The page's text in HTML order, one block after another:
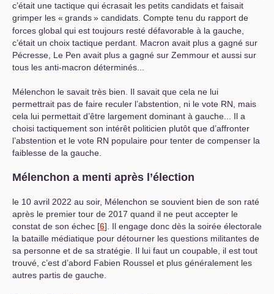
c’était une tactique qui écrasait les petits candidats et faisait
grimper les « grands» candidats. Compte tenu du rapport de
forces global qui est toujours resté défavorable à la gauche,
c’était un choix tactique perdant. Macron avait plus a gagné sur
Pécresse, Le Pen avait plus a gagné sur Zemmour et aussi sur
tous les anti-macron déterminés...
Mélenchon le savait très bien. Il savait que cela ne lui
permettrait pas de faire reculer l’abstention, ni le vote RN , mais
cela lui permettait d’être largement dominant à gauche... Il a
choisi tactiquement son intérêt politicien plutôt que d’affronter
l’abstention et le vote RN populaire pour tenter de compenser la
faiblesse de la gauche.
Mélenchon a menti après l’élection
le 10 avril 2022 au soir, Mélenchon se souvient bien de son raté
après le premier tour de 2017 quand il ne peut accepter le
constat de son échec [6] . Il engage donc dès la soirée électorale
la bataille médiatique pour détourner les questions militantes de
sa personne et de sa stratégie. Il lui faut un coupable, il est tout
trouvé, c’est d’abord Fabien Roussel et plus généralement les
autres partis de gauche.